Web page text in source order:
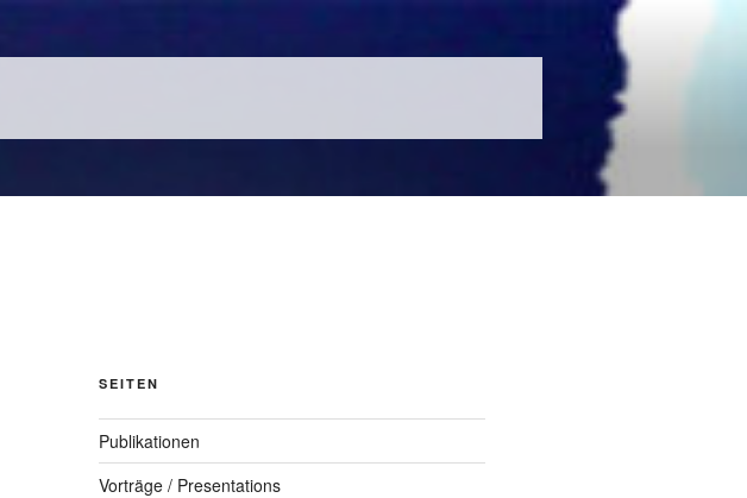
SEITEN
Publikationen
Vorträge / Presentations